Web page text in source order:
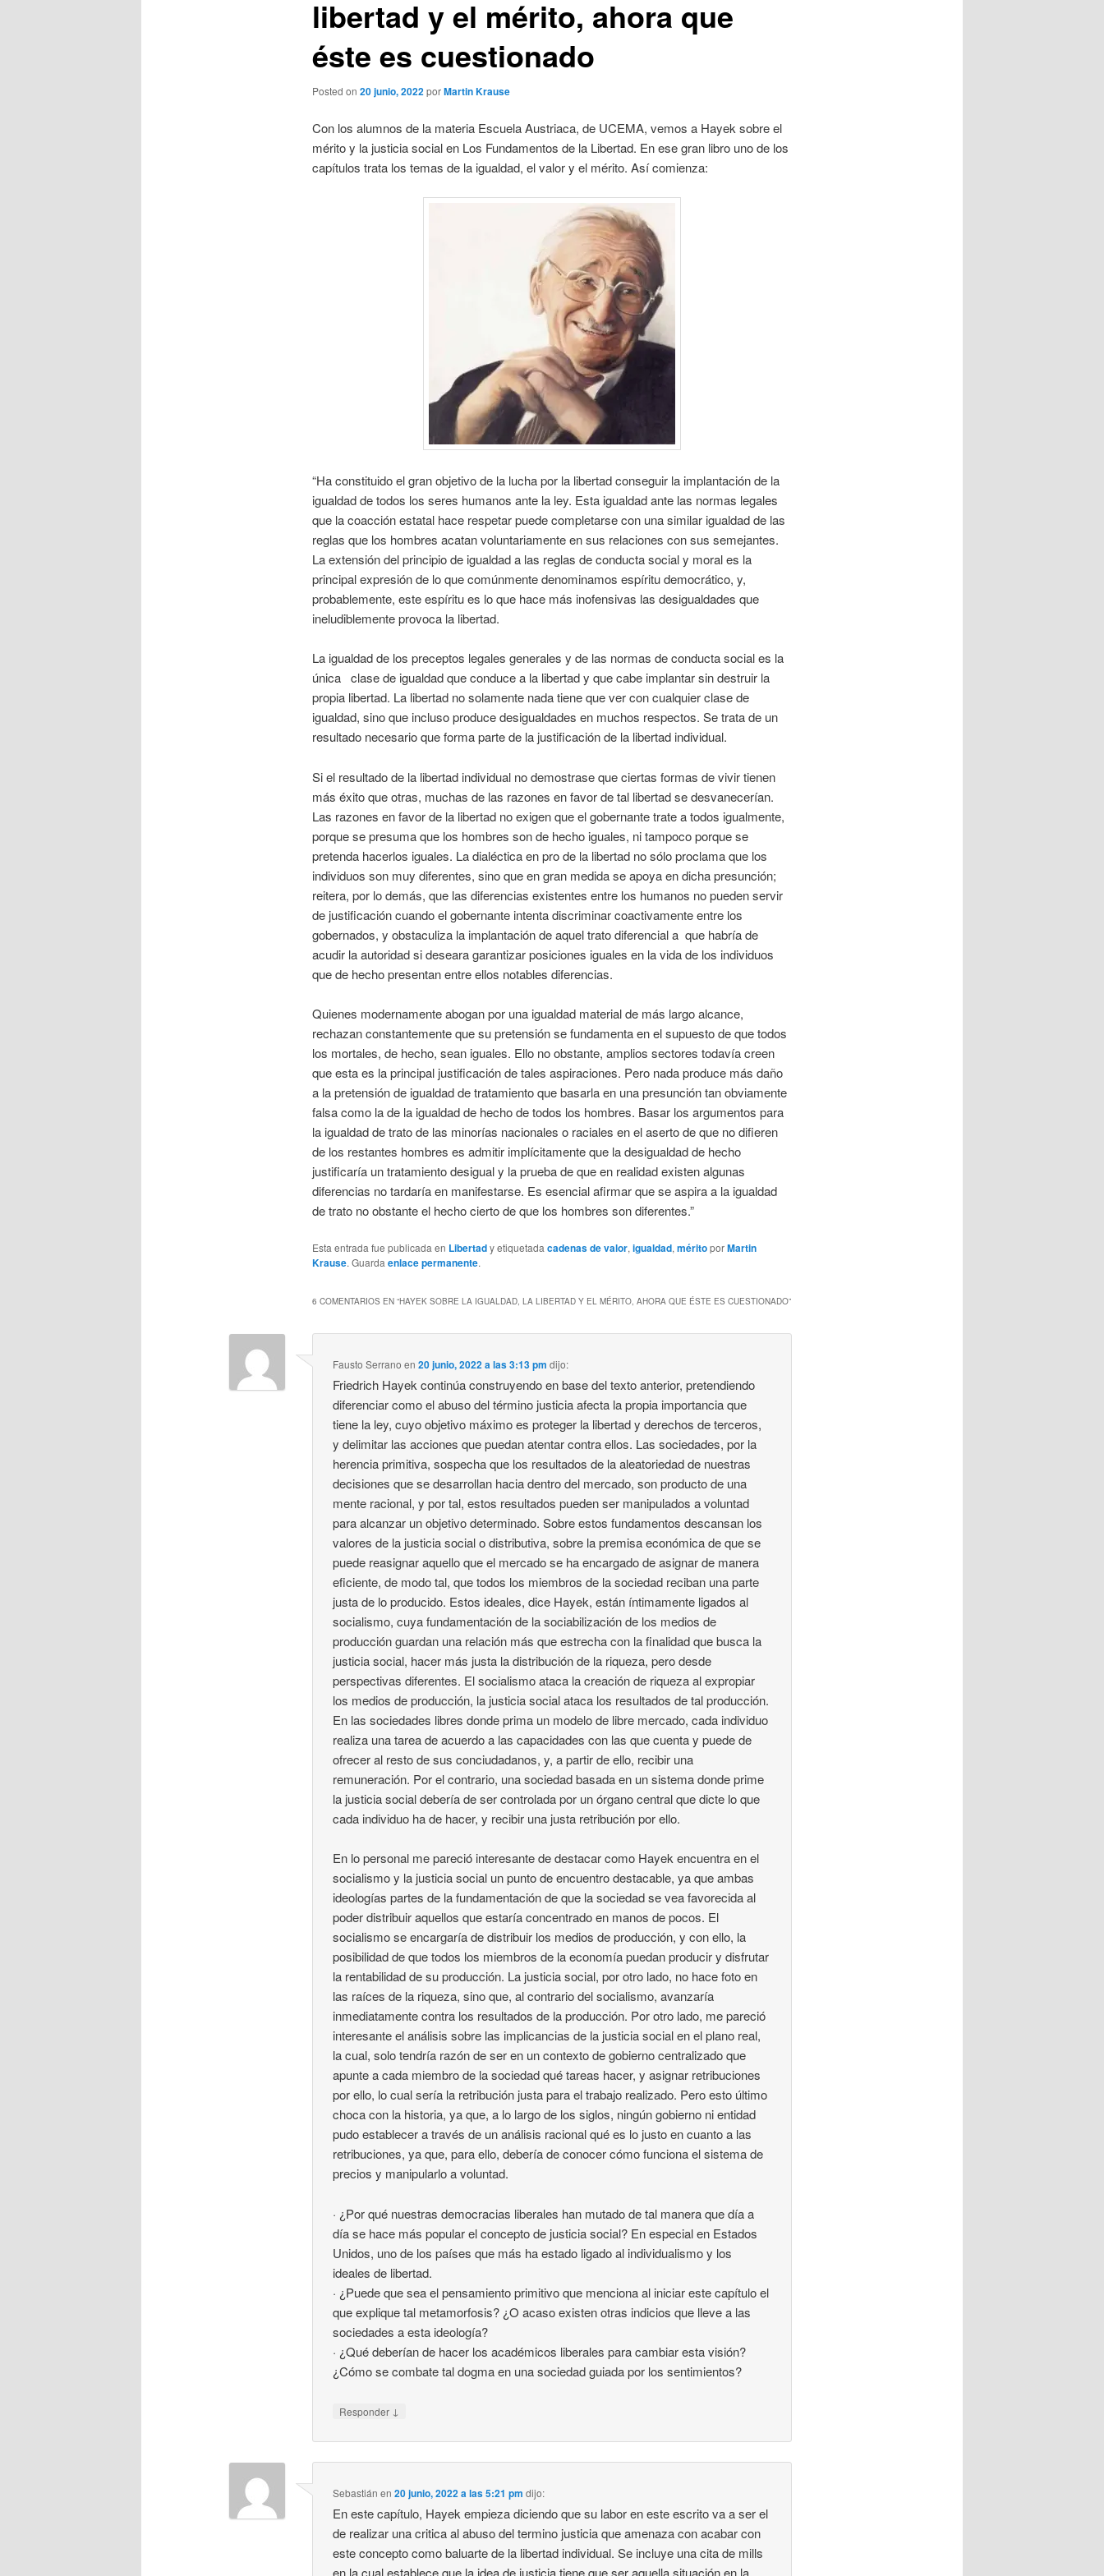
libertad y el mérito, ahora que
éste es cuestionado
Posted on 20 junio, 2022porMartin Krause
Con los alumnos de la materia Escuela Austriaca, de UCEMA, vemos a Hayek sobre el
mérito y la justicia social en Los Fundamentos de la Libertad. En ese gran libro uno de los
capítulos trata los temas de la igualdad, el valor y el mérito. Así comienza:
“Ha constituido el gran objetivo de la lucha por la libertad conseguir la implantación de la
igualdad de todos los seres humanos ante la ley. Esta igualdad ante las normas legales
que la coacción estatal hace respetar puede completarse con una similar igualdad de las
reglas que los hombres acatan voluntariamente en sus relaciones con sus semejantes.
La extensión del principio de igualdad a las reglas de conducta social y moral es la
principal expresión de lo que comúnmente denominamos espíritu democrático, y,
probablemente, este espíritu es lo que hace más inofensivas las desigualdades que
ineludiblemente provoca la libertad.
La igualdad de los preceptos legales generales y de las normas de conducta social es la
única clase de igualdad que conduce a la libertad y que cabe implantar sin destruir la
propia libertad. La libertad no solamente nada tiene que ver con cualquier clase de
igualdad, sino que incluso produce desigualdades en muchos respectos. Se trata de un
resultado necesario que forma parte de la justificación de la libertad individual.
Si el resultado de la libertad individual no demostrase que ciertas formas de vivir tienen
más éxito que otras, muchas de las razones en favor de tal libertad se desvanecerían.
Las razones en favor de la libertad no exigen que el gobernante trate a todos igualmente,
porque se presuma que los hombres son de hecho iguales, ni tampoco porque se
pretenda hacerlos iguales. La dialéctica en pro de la libertad no sólo proclama que los
individuos son muy diferentes, sino que en gran medida se apoya en dicha presunción;
reitera, por lo demás, que las diferencias existentes entre los humanos no pueden servir
de justificación cuando el gobernante intenta discriminar coactivamente entre los
gobernados, y obstaculiza la implantación de aquel trato diferencial a que habría de
acudir la autoridad si deseara garantizar posiciones iguales en la vida de los individuos
que de hecho presentan entre ellos notables diferencias.
Quienes modernamente abogan por una igualdad material de más largo alcance,
rechazan constantemente que su pretensión se fundamenta en el supuesto de que todos
los mortales, de hecho, sean iguales. Ello no obstante, amplios sectores todavía creen
que esta es la principal justificación de tales aspiraciones. Pero nada produce más daño
a la pretensión de igualdad de tratamiento que basarla en una presunción tan obviamente
falsa como la de la igualdad de hecho de todos los hombres. Basar los argumentos para
la igualdad de trato de las minorías nacionales o raciales en el aserto de que no difieren
de los restantes hombres es admitir implícitamente que la desigualdad de hecho
justificaría un tratamiento desigual y la prueba de que en realidad existen algunas
diferencias no tardaría en manifestarse. Es esencial afirmar que se aspira a la igualdad
de trato no obstante el hecho cierto de que los hombres son diferentes.”
Esta entrada fue publicada en Libertady etiquetada cadenas de valor, igualdad, méritoporMartin
Krause. Guarda enlace permanente.
6 COMENTARIOS EN “HAYEK SOBRE LA IGUALDAD, LA LIBERTAD Y EL MÉRITO, AHORA QUE ÉSTE ES CUESTIONADO”
Fausto Serrano en20 junio, 2022 a las 3:13 pm dijo:
Friedrich Hayek continúa construyendo en base del texto anterior, pretendiendo
diferenciar como el abuso del término justicia afecta la propia importancia que
tiene la ley, cuyo objetivo máximo es proteger la libertad y derechos de terceros,
y delimitar las acciones que puedan atentar contra ellos. Las sociedades, por la
herencia primitiva, sospecha que los resultados de la aleatoriedad de nuestras
decisiones que se desarrollan hacia dentro del mercado, son producto de una
mente racional, y por tal, estos resultados pueden ser manipulados a voluntad
para alcanzar un objetivo determinado. Sobre estos fundamentos descansan los
valores de la justicia social o distributiva, sobre la premisa económica de que se
puede reasignar aquello que el mercado se ha encargado de asignar de manera
eficiente, de modo tal, que todos los miembros de la sociedad reciban una parte
justa de lo producido. Estos ideales, dice Hayek, están íntimamente ligados al
socialismo, cuya fundamentación de la sociabilización de los medios de
producción guardan una relación más que estrecha con la finalidad que busca la
justicia social, hacer más justa la distribución de la riqueza, pero desde
perspectivas diferentes. El socialismo ataca la creación de riqueza al expropiar
los medios de producción, la justicia social ataca los resultados de tal producción.
En las sociedades libres donde prima un modelo de libre mercado, cada individuo
realiza una tarea de acuerdo a las capacidades con las que cuenta y puede de
ofrecer al resto de sus conciudadanos, y, a partir de ello, recibir una
remuneración. Por el contrario, una sociedad basada en un sistema donde prime
la justicia social debería de ser controlada por un órgano central que dicte lo que
cada individuo ha de hacer, y recibir una justa retribución por ello.
En lo personal me pareció interesante de destacar como Hayek encuentra en el
socialismo y la justicia social un punto de encuentro destacable, ya que ambas
ideologías partes de la fundamentación de que la sociedad se vea favorecida al
poder distribuir aquellos que estaría concentrado en manos de pocos. El
socialismo se encargaría de distribuir los medios de producción, y con ello, la
posibilidad de que todos los miembros de la economía puedan producir y disfrutar
la rentabilidad de su producción. La justicia social, por otro lado, no hace foto en
las raíces de la riqueza, sino que, al contrario del socialismo, avanzaría
inmediatamente contra los resultados de la producción. Por otro lado, me pareció
interesante el análisis sobre las implicancias de la justicia social en el plano real,
la cual, solo tendría razón de ser en un contexto de gobierno centralizado que
apunte a cada miembro de la sociedad qué tareas hacer, y asignar retribuciones
por ello, lo cual sería la retribución justa para el trabajo realizado. Pero esto último
choca con la historia, ya que, a lo largo de los siglos, ningún gobierno ni entidad
pudo establecer a través de un análisis racional qué es lo justo en cuanto a las
retribuciones, ya que, para ello, debería de conocer cómo funciona el sistema de
precios y manipularlo a voluntad.
· ¿Por qué nuestras democracias liberales han mutado de tal manera que día a
día se hace más popular el concepto de justicia social? En especial en Estados
Unidos, uno de los países que más ha estado ligado al individualismo y los
ideales de libertad.
· ¿Puede que sea el pensamiento primitivo que menciona al iniciar este capítulo el
que explique tal metamorfosis? ¿O acaso existen otras indicios que lleve a las
sociedades a esta ideología?
· ¿Qué deberían de hacer los académicos liberales para cambiar esta visión?
¿Cómo se combate tal dogma en una sociedad guiada por los sentimientos?
Responder ↓
Sebastián en20 junio, 2022 a las 5:21 pm dijo:
En este capítulo, Hayek empieza diciendo que su labor en este escrito va a ser el
de realizar una critica al abuso del termino justicia que amenaza con acabar con
este concepto como baluarte de la libertad individual. Se incluye una cita de mills